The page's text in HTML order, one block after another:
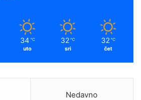
34 ℃
uto
32 ℃
sri
32 ℃
čet
Nedavno